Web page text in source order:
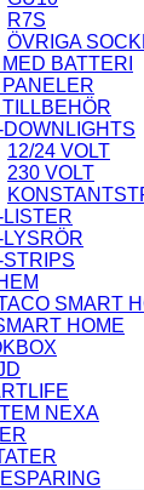
R7S
ÖVRIGA
BATTERI
PANELER
TILLBEHÖR
DOWNLIGHTS
12/24 VOLT
230 VOLT
LISTER
LYSRÖR
STRIPS
SMART
HOME
NEXA